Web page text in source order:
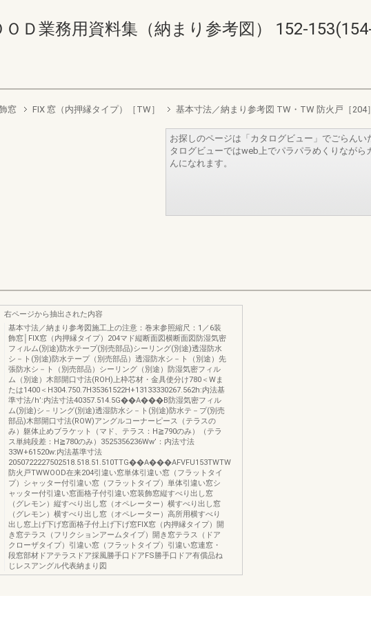
Ｄ業務用資料集（納まり参考図） 152-
窓 FIX 窓（内押縁タイプ）［TW］ 基本寸法／納まり参考図 TW・TW 防火戸［204］
お探しのページは「カタログビュー」でごらんい
タログビューではweb上でパラパラめくりながら
んになれます。
右ページから抽出された内容
基本寸法／納まり参考図施工上の注意：巻末参照縮尺：1／6装
飾窓│FIX窓（内押縁タイプ）204マド縦断面図横断面図防湿気密
フィルム(別途)防水テープ(別売部品)シーリング(別途)透湿防水
シ－ト(別途)防水テープ（別売部品）透湿防水シ－ト（別途）先
張防水シ－ト（別売部品）シーリング（別途）防湿気密フィル
ム（別途）木部開口寸法(ROH)上枠芯材・金具使分け780＜Wま
たは1400＜H304.750.7H35361522H+13133330267.562h:内法基
準寸法/h’:内法寸法40357.514.5G��A���B防湿気密フィル
ム(別途)シ－リング(別途)透湿防水シ－ト(別途)防水テ－プ(別売
部品)木部開口寸法(ROW)アングルコーナーピース（テラスの
み）躯体止めブラケット（マド、テラス：H≧790のみ）（テラ
ス単純段差：H≧780のみ）3525356236Ww’：内法寸法
33W+61520w:内法基準寸法
2050722227502518.518.51.510TTG��A���AFVFU153TWTW
防火戸TWWOOD在来204引違い窓単体引違い窓（フラットタイ
プ）シャッター付引違い窓（フラットタイプ）単体引違い窓シ
ャッター付引違い窓面格子付引違い窓装飾窓縦すべり出し窓
（グレモン）縦すべり出し窓（オペレーター）横すべり出し窓
（グレモン）横すべり出し窓（オペレーター）高所用横すべり
出し窓上げ下げ窓面格子付上げ下げ窓FIX窓（内押縁タイプ）開
き窓テラス（フリクションアームタイプ）開き窓テラス（ドア
クローザタイプ）引違い窓（フラットタイプ）引違い窓連窓・
段窓部材ドアテラスドア採風勝手口ドアFS勝手口ドア有償品ね
じレスアングル代表納まり図